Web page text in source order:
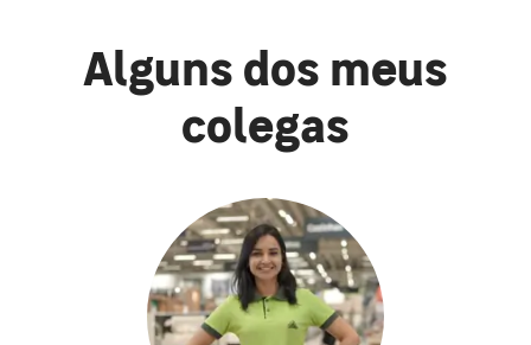
Alguns dos meus
colegas